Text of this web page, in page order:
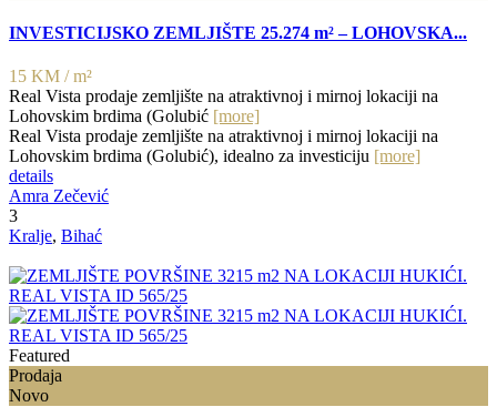
INVESTICIJSKO ZEMLJIŠTE 25.274 m² – LOHOVSKA...
15 KM / m²
Real Vista prodaje zemljište na atraktivnoj i mirnoj lokaciji na
Lohovskim brdima (Golubić [more]
Real Vista prodaje zemljište na atraktivnoj i mirnoj lokaciji na
Lohovskim brdima (Golubić), idealno za investiciju [more]
details
Amra Zečević
3
Kralje, Bihać
Featured
Prodaja
Novo